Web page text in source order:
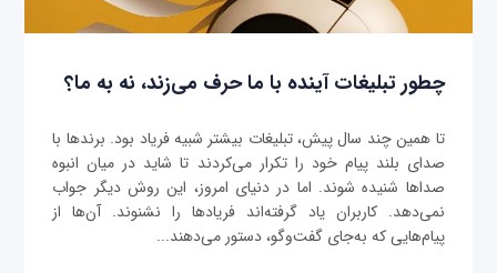
چطور تبلیغات آینده با ما حرف می‌زند، نه به ما؟
تا همین چند سال پیش، تبلیغات بیشتر شبیه فریاد بود. برندها با
صدای بلند پیام خود را تکرار می‌کردند تا شاید در میان انبوه
صداها شنیده شوند. اما در دنیای امروز، این روش دیگر جواب
نمی‌دهد. کاربران یاد گرفته‌اند فریادها را نشنوند. آن‌ها از
پیام‌هایی که به‌جای گفت‌وگو، دستور می‌دهند...